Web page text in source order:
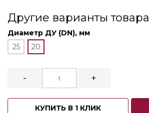
Другие варианты товара
Диаметр ДУ (DN), мм
25
20
- +
КУПИТЬ В 1 КЛИК